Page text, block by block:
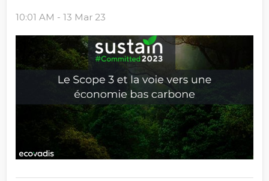
10:01 AM - 13 Mar 23